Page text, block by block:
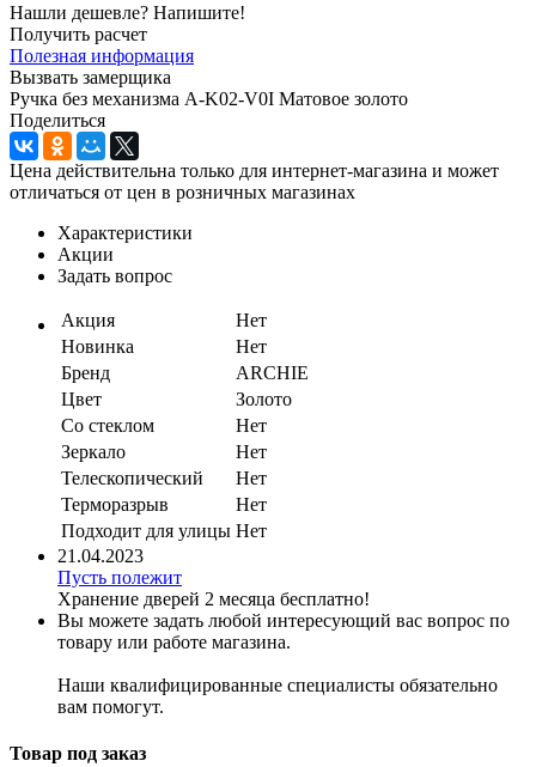
Нашли дешевле? Напишите!
Получить расчет
Полезная информация
Вызвать замерщика
Ручка без механизма A-K02-V0I Матовое золото
Поделиться
Цена действительна только для интернет-магазина и может
отличаться от цен в розничных магазинах
Характеристики
Акции
Задать вопрос
Акция
Нет
Новинка
Нет
Бренд
ARCHIE
Цвет
Золото
Со стеклом
Нет
Зеркало
Нет
Телескопический
Нет
Терморазрыв
Нет
Подходит для улицы Нет
21.04.2023
Пусть полежит
Хранение дверей 2 месяца бесплатно!
Вы можете задать любой интересующий вас вопрос по
товару или работе магазина.
Наши квалифицированные специалисты обязательно
вам помогут.
Товар под заказ